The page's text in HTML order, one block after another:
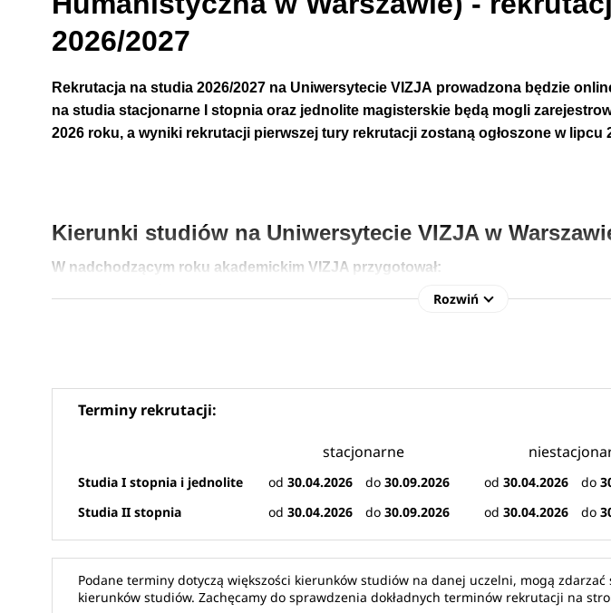
2026/2027
Rekrutacja na studia 2026/2027 na UniwersytecieVIZJA prowadzona będzie
na studia stacjonarne I stopnia oraz jednolite magisterskie będą mogli
2026 roku, a wyniki rekrutacji pierwszej tury rekrutacji zostanąogłoszonew lipcu
Kierunki studiów na Uniwersytecie VIZJA w
W nadchodzącym roku akademickim VIZJA przygotował:
37 kierunków stacjonarnych I stopnia i jednolitych magisterskich
29 kierunków online II stopnia
Uniwersytet VIZJA (dawniej Akademia Ekonomiczno-Humanistyczna w
kształcąca studentów w centrum stolicy. Z dniem 15 maja 2025 r. uczelnia uzyskała
Uniwersytet VIZJA , co stanowi ukoronowanie niemal 25-letniej działalności szkoły
Rozwiń
Terminy rekrutacji:
stacjonarne
Studia I stopnia i jednolite od30.04.2026 do30.09.2026 od30.04.2026 do
Studia II stopnia
od30.04.2026 do30.09.2026 od30.04.2026 do
Podane terminy dotyczą większości kierunków studiów na danej uczelni, mogą
kierunków studiów. Zachęcamy do sprawdzenia dokładnych terminów rekrutacji na